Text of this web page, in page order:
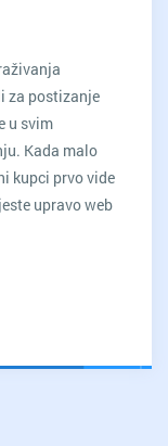
za postizanje
u svim
Kada malo
kupci prvo vide
upravo web